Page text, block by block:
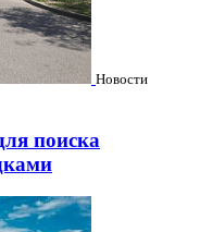
Новости
поиска